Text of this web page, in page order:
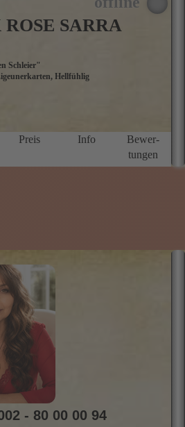
SARRA
Schleier"
Hellfühlig
Preis Info
Bewer­
tungen
- 80 00 00 94